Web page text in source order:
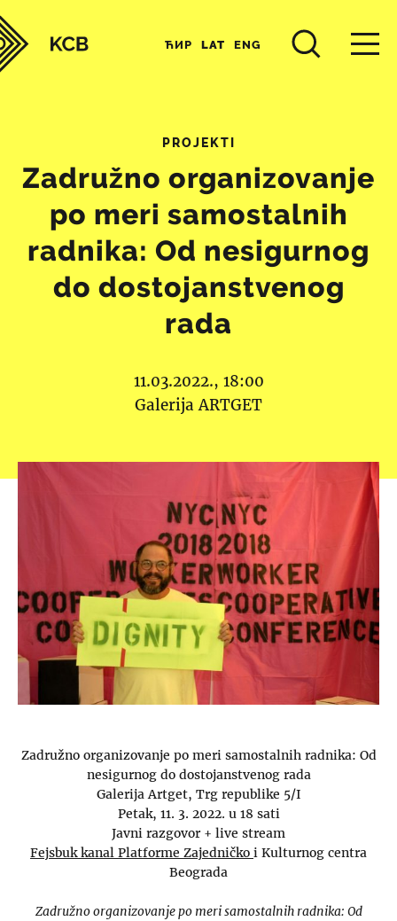
ЋИР LAT ENG
PROJEKTI
Zadružno organizovanje
po meri samostalnih
radnika: Od nesigurnog
do dostojanstvenog
rada
11.03.2022., 18:00
Galerija ARTGET
Zadružno organizovanje po meri samostalnih radnika: Od
nesigurnog do dostojanstvenog rada
Galerija Artget, Trg republike 5/I
Petak, 11. 3. 2022. u 18 sati
Javni razgovor + live stream
Fejsbuk kanal Platforme Zajedničko i Kulturnog centra
Beograda
Zadružno organizovanje po meri samostalnih radnika: Od